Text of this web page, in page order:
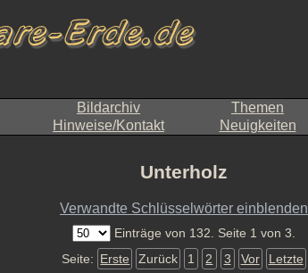
Bildarchiv Themen
Hinweise/Kontakt Neuigkeiten
Unterholz
Verwandte Schlüsselwörter einblenden
Einträge von 132. Seite 1 von 3.
Seite: Erste Zurück 1 2 3 Vor Letzte